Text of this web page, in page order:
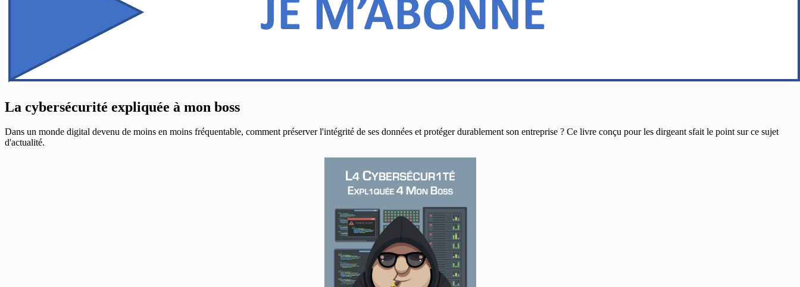
La cybersécurité expliquée à mon boss
Dans un monde digital devenu de moins en moins fréquentable, comment préserver l'intégrité de ses données et protéger durablement son entreprise ? Ce livre conçu pour les dirgeant sfait le point sur ce sujet
d'actualité.